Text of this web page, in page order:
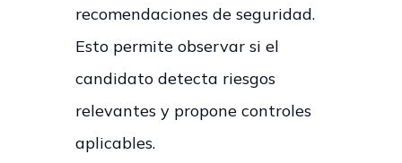
recomendaciones de seguridad.
Esto permite observar si el
candidato detecta riesgos
relevantes y propone controles
aplicables.